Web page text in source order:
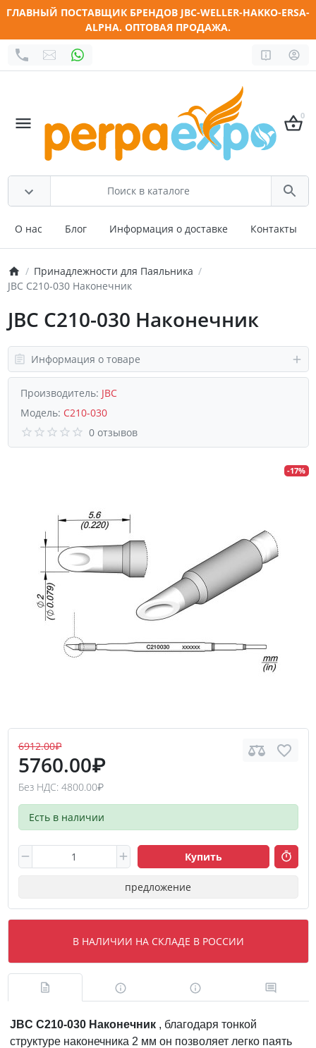
ГЛАВНЫЙ ПОСТАВЩИК БРЕНДОВ JBC-WELLER-HAKKO-ERSA-
ALPHA. ОПТОВАЯ ПРОДАЖА.
0
О нас Блог Информация о доставке Контакты
Принадлежности для Паяльника
JBC C210-030 Наконечник
JBC C210-030 Наконечник
Информация о товаре
Производитель: JBC
Модель: C210-030
0 отзывов
-17%
6912.00₽
5760.00₽
Без НДС: 4800.00₽
Есть в наличии
Купить
предложение
В НАЛИЧИИ НА СКЛАДЕ В РОССИИ
JBC C210-030 Наконечник , благодаря тонкой
структуре наконечника 2 мм он позволяет легко паять